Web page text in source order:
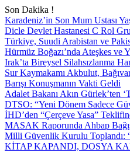
Son Dakika !
Karadeniz’in Son Mum Ustası
Dicle Devlet Hastanesi C Rol
Türkiye, Suudi Arabistan ve
Hürmüz Boğazı’nda Ateşkes
Irak’ta Bireysel Silahsızlanma
Sur Kaymakamı Akbulut,
Barışı Konuşmanın Vakti Geldi
Adalet Bakanı Akın Gürlek’ten
DTSO: “Yeni Dönem Sadece
İHD’den “Çerçeve Yasa”
MASAK Raporunda Ahbap
Milli Güvenlik Kurulu Toplandı:
KİTAP KAPANDI, DOSYA